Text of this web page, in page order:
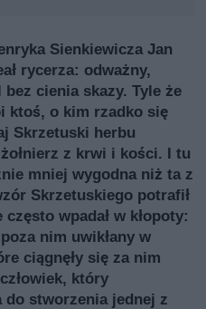
Sienkiewicza Jan
rycerza: odważny,
cienia skazy. Tyle że
ktoś, o kim rzadko się
Skrzetuski herbu
z krwi i kości. I tu
mniej wygodna niż ta z
Skrzetuskiego potrafił
wpadał w kłopoty:
nim uwikłany w
ciągnęły się za nim
który
do stworzenia jednej z